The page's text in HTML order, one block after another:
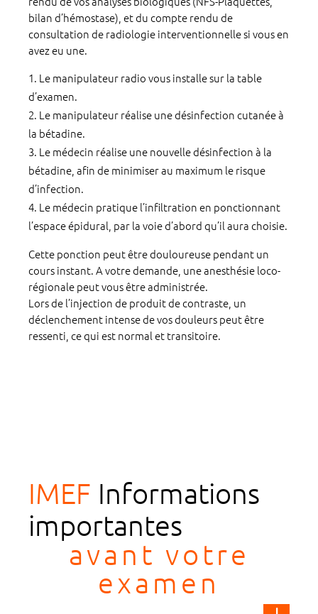
bilan d’hémostase), et du compte rendu de
consultation de radiologie interventionnelle si vous en
avez eu une.
Le manipulateur radio vous installe sur la table
d’examen.
Le manipulateur réalise une désinfection cutanée à
la bétadine.
Le médecin réalise une nouvelle désinfection à la
bétadine, afin de minimiser au maximum le risque
d’infection.
Le médecin pratique l’infiltration en ponctionnant
l’espace épidural, par la voie d’abord qu’il aura choisie.
Cette ponction peut être douloureuse pendant un
cours instant. A votre demande, une anesthésie loco-
régionale peut vous être administrée.
Lors de l’injection de produit de contraste, un
déclenchement intense de vos douleurs peut être
ressenti, ce qui est normal et transitoire.
IMEF Informations
importantes
avant votre
examen